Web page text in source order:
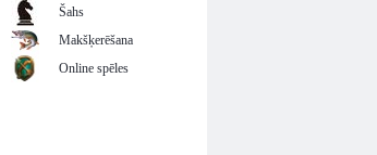
Šahs
Makšķerēšana
Online spēles